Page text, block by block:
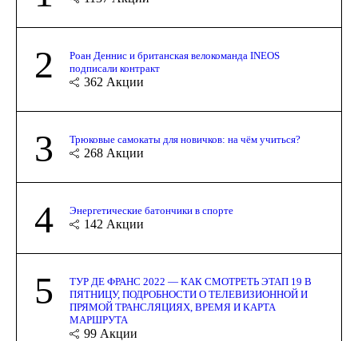
2
Роан Деннис и британская велокоманда INEOS
подписали контракт
362 Акции
3 Трюковые самокаты для новичков: на чём учиться?
268 Акции
4 Энергетические батончики в спорте
142 Акции
5
ТУР ДЕ ФРАНС 2022 — КАК СМОТРЕТЬ ЭТАП 19 В
ПЯТНИЦУ, ПОДРОБНОСТИ О ТЕЛЕВИЗИОННОЙ И
ПРЯМОЙ ТРАНСЛЯЦИЯХ, ВРЕМЯ И КАРТА
МАРШРУТА
99 Акции